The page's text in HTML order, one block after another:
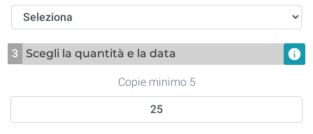
3 Scegli la quantità e la data info
Copie minimo 5